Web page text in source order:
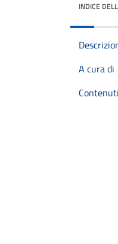
INDICE
A cura di